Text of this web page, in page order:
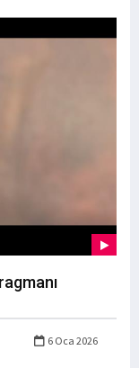
6 Oca 2026